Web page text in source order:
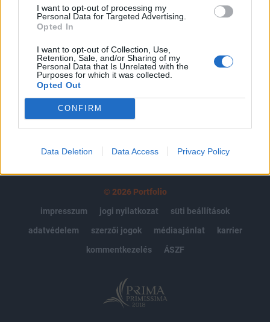
I want to opt-out of processing my
Personal Data for Targeted Advertising.
Opted In
I want to opt-out of Collection, Use,
Retention, Sale, and/or Sharing of my
Personal Data that Is Unrelated with the
Purposes for which it was collected.
Opted Out
CONFIRM
Data Deletion Data Access Privacy Policy
Kötéslisták: BÉT elmúlt 2 év napon belüli
kötéslistái
Előfizetés
MÁR ELŐFIZETŐNK VAGY?BEJELENTKEZÉS
© 2026 Portfolio
impresszum
jogi nyilatkozat
süti beállítások
adatvédelem
szerzői jogok médiaajánlat
karrier
kommentkezelés
ÁSZF